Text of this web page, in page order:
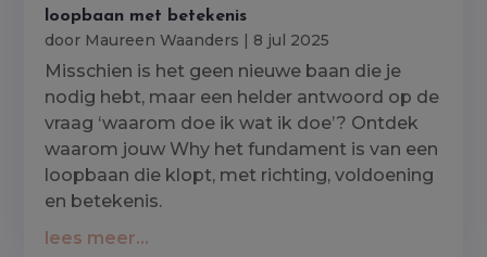
loopbaan met betekenis
door Maureen Waanders 8 jul 2025
Misschien is het geen nieuwe baan die je
nodig hebt, maar een helder antwoord op de
vraag ‘waarom doe ik wat ik doe’? Ontdek
waarom jouw Why het fundament is van een
loopbaan die klopt, met richting, voldoening
en betekenis.
lees meer...